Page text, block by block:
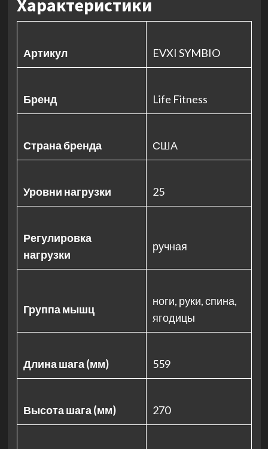
Характеристики
Артикул EVXI SYMBIO
Бренд Life Fitness
Страна бренда США
Уровни нагрузки 25
Регулировка
нагрузки
ручная
Группа мышц
ноги, руки, спина,
ягодицы
Длина шага (мм) 559
Высота шага (мм) 270